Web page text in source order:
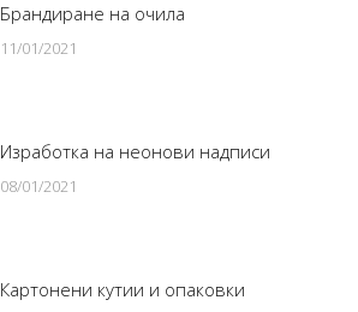
Брандиране на очила
11/01/2021
Изработка на неонови надписи
08/01/2021
Картонени кутии и опаковки